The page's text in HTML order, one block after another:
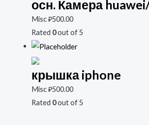
осн. Камера
Misc₽500.00
Rated 0out of 5
крышка iphone
Misc₽500.00
Rated 0out of 5